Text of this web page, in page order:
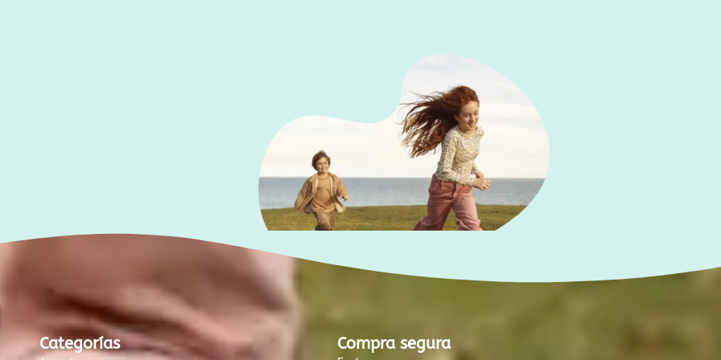
Categorías Compra segura